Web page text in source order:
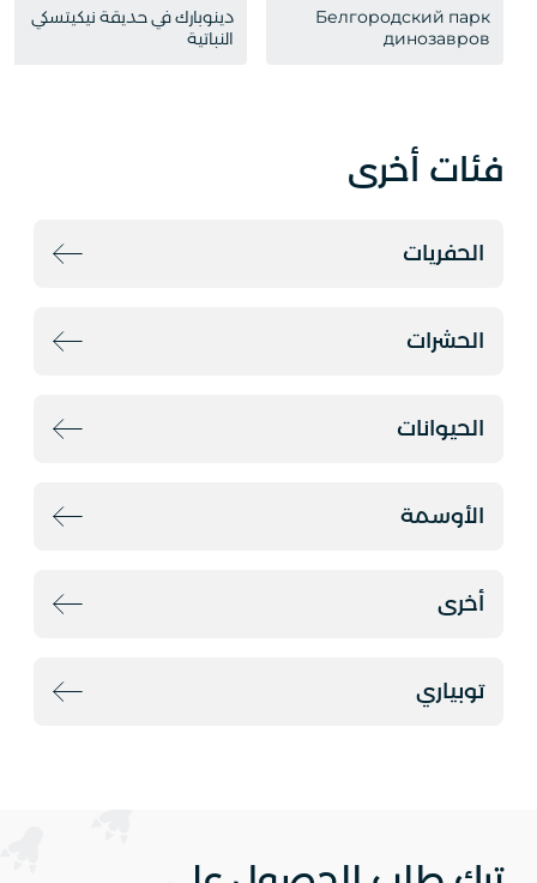
Белгородский парк
динозавров
دينوبارك في حديقة نيكيتسكي
النباتية
فئات أخرى
الحفريات
الحشرات
الحيوانات
الأوسمة
أخرى
توبياري